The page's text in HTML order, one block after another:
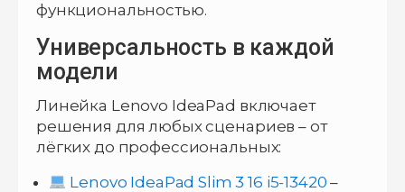
функциональностью.
Универсальность в каждой
модели
Линейка Lenovo IdeaPad включает
решения для любых сценариев – от
лёгких до профессиональных:
Lenovo IdeaPad Slim 3 16 i5-13420 –